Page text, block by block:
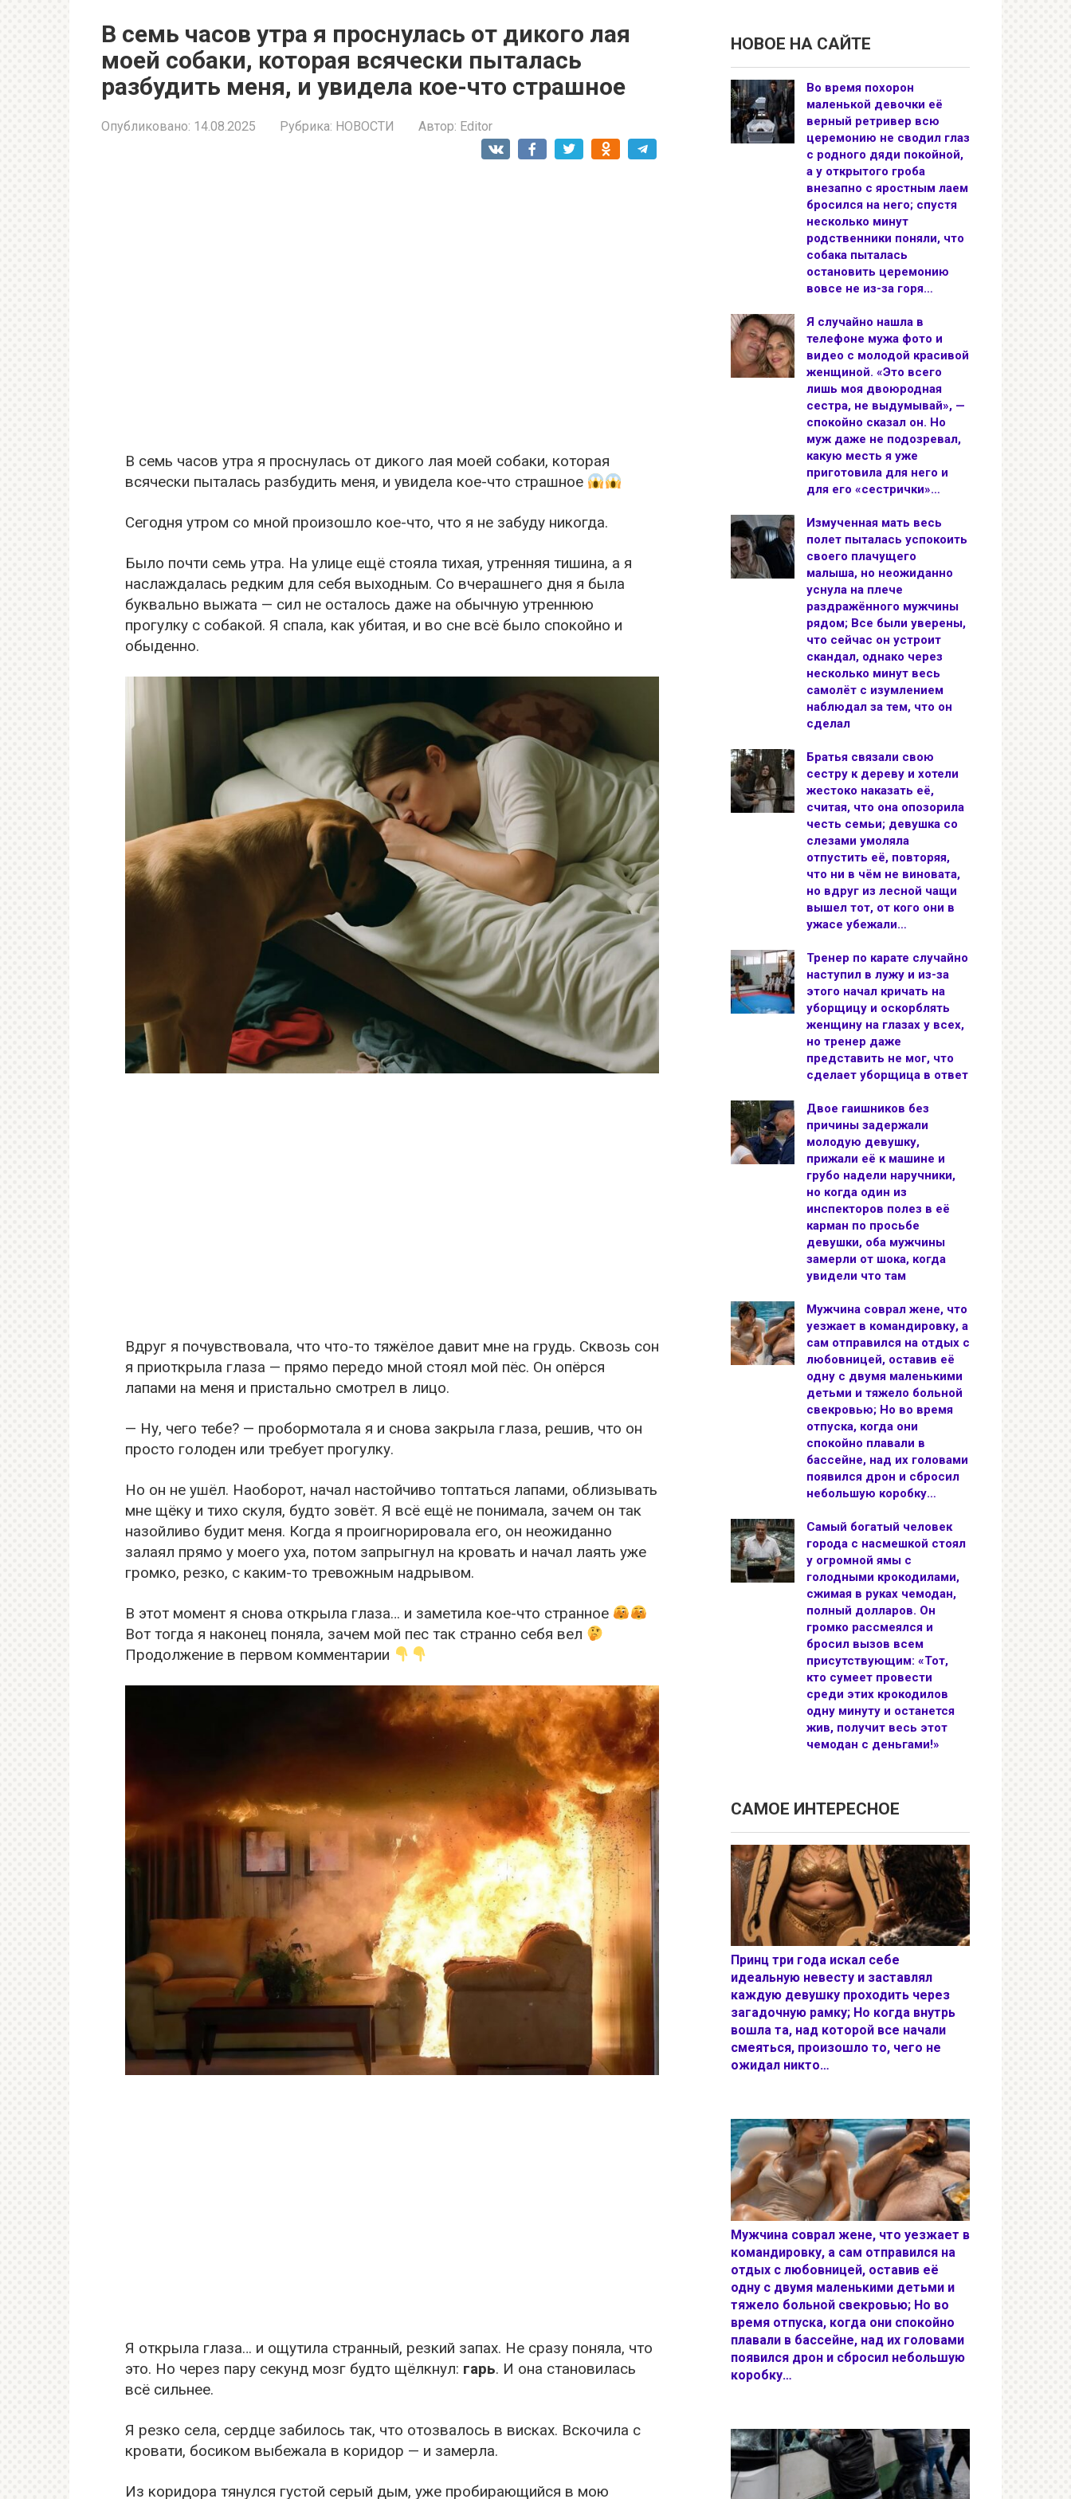
В семь часов утра я проснулась от дикого лая
моей собаки, которая всячески пыталась
разбудить меня, и увидела кое-что страшное
Опубликовано: 14.08.2025 Рубрика: НОВОСТИ Автор: Editor
В семь часов утра я проснулась от дикого лая моей собаки, которая
всячески пыталась разбудить меня, и увидела кое-что страшное
Сегодня утром со мной произошло кое-что, что я не забуду никогда.
Было почти семь утра. На улице ещё стояла тихая, утренняя тишина, а я
наслаждалась редким для себя выходным. Со вчерашнего дня я была
буквально выжата — сил не осталось даже на обычную утреннюю
прогулку с собакой. Я спала, как убитая, и во сне всё было спокойно и
обыденно.
Вдруг я почувствовала, что что-то тяжёлое давит мне на грудь. Сквозь сон
я приоткрыла глаза — прямо передо мной стоял мой пёс. Он опёрся
лапами на меня и пристально смотрел в лицо.
— Ну, чего тебе? — пробормотала я и снова закрыла глаза, решив, что он
просто голоден или требует прогулку.
Но он не ушёл. Наоборот, начал настойчиво топтаться лапами, облизывать
мне щёку и тихо скуля, будто зовёт. Я всё ещё не понимала, зачем он так
назойливо будит меня. Когда я проигнорировала его, он неожиданно
залаял прямо у моего уха, потом запрыгнул на кровать и начал лаять уже
громко, резко, с каким-то тревожным надрывом.
В этот момент я снова открыла глаза… и заметила кое-что странное
Вот тогда я наконец поняла, зачем мой пес так странно себя вел
Продолжение в первом комментарии
Я открыла глаза… и ощутила странный, резкий запах. Не сразу поняла, что
это. Но через пару секунд мозг будто щёлкнул: гарь. И она становилась
всё сильнее.
Я резко села, сердце забилось так, что отозвалось в висках. Вскочила с
кровати, босиком выбежала в коридор — и замерла.
Из коридора тянулся густой серый дым, уже пробирающийся в мою
НОВОЕ НА САЙТЕ
Во время похорон
маленькой девочки её
верный ретривер всю
церемонию не сводил глаз
с родного дяди покойной,
а у открытого гроба
внезапно с яростным лаем
бросился на него; спустя
несколько минут
родственники поняли, что
собака пыталась
остановить церемонию
вовсе не из-за горя…
Я случайно нашла в
телефоне мужа фото и
видео с молодой красивой
женщиной. «Это всего
лишь моя двоюродная
сестра, не выдумывай», —
спокойно сказал он. Но
муж даже не подозревал,
какую месть я уже
приготовила для него и
для его «сестрички»…
Измученная мать весь
полет пыталась успокоить
своего плачущего
малыша, но неожиданно
уснула на плече
раздражённого мужчины
рядом; Все были уверены,
что сейчас он устроит
скандал, однако через
несколько минут весь
самолёт с изумлением
наблюдал за тем, что он
сделал
Братья связали свою
сестру к дереву и хотели
жестоко наказать её,
считая, что она опозорила
честь семьи; девушка со
слезами умоляла
отпустить её, повторяя,
что ни в чём не виновата,
но вдруг из лесной чащи
вышел тот, от кого они в
ужасе убежали…
Тренер по карате случайно
наступил в лужу и из-за
этого начал кричать на
уборщицу и оскорблять
женщину на глазах у всех,
но тренер даже
представить не мог, что
сделает уборщица в ответ
Двое гаишников без
причины задержали
молодую девушку,
прижали её к машине и
грубо надели наручники,
но когда один из
инспекторов полез в её
карман по просьбе
девушки, оба мужчины
замерли от шока, когда
увидели что там
Мужчина соврал жене, что
уезжает в командировку, а
сам отправился на отдых с
любовницей, оставив её
одну с двумя маленькими
детьми и тяжело больной
свекровью; Но во время
отпуска, когда они
спокойно плавали в
бассейне, над их головами
появился дрон и сбросил
небольшую коробку…
Самый богатый человек
города с насмешкой стоял
у огромной ямы с
голодными крокодилами,
сжимая в руках чемодан,
полный долларов. Он
громко рассмеялся и
бросил вызов всем
присутствующим: «Тот,
кто сумеет провести
среди этих крокодилов
одну минуту и останется
жив, получит весь этот
чемодан с деньгами!»
САМОЕ ИНТЕРЕСНОЕ
Принц три года искал себе
идеальную невесту и заставлял
каждую девушку проходить через
загадочную рамку; Но когда внутрь
вошла та, над которой все начали
смеяться, произошло то, чего не
ожидал никто…
Мужчина соврал жене, что уезжает в
командировку, а сам отправился на
отдых с любовницей, оставив её
одну с двумя маленькими детьми и
тяжело больной свекровью; Но во
время отпуска, когда они спокойно
плавали в бассейне, над их головами
появился дрон и сбросил небольшую
коробку…